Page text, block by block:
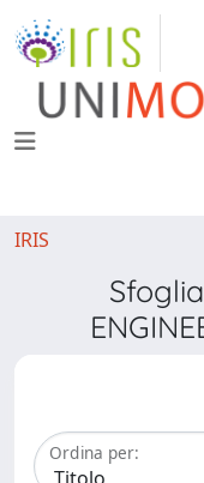
IRIS
Ordina per: